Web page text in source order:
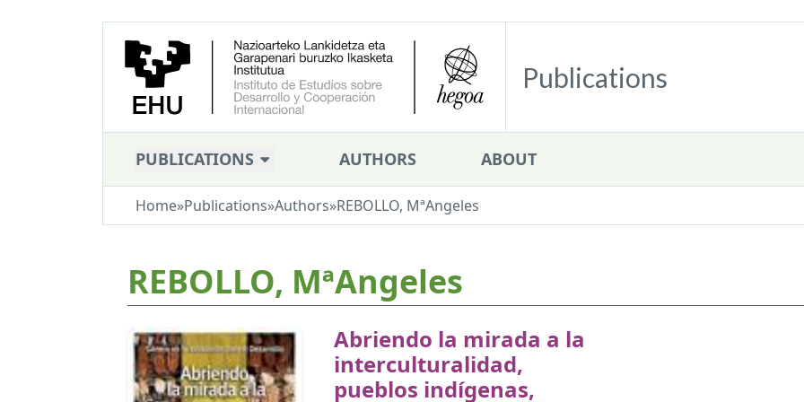
Publications
PUBLICATIONS AUTHORS ABOUT
Home»Publications»Authors»REBOLLO, MªAngeles
REBOLLO, MªAngeles
Abriendo la mirada a la
interculturalidad,
pueblos indígenas,